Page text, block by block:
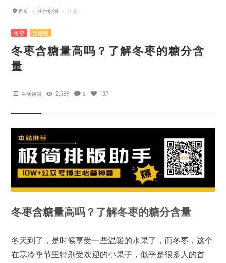
首页 › 生活妙招 › 正文
冬枣 含糖量
冬枣含糖量高吗？了解冬枣的糖分含
量
生活妙招 2,589 0 137
冬枣含糖量高吗？了解冬枣的糖分含量
冬天到了，是时候享受一些温暖的水果了，而冬枣，这个
在寒冷季节里特别受欢迎的小果子，似乎是很多人的首